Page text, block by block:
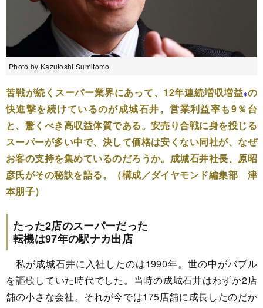
Photo by Kazutoshi Sumitomo
苦戦が続くスーパー業界にあって、12年連続増収増益※の
快進撃を続けているのが成城石井。営業利益率も9％台
と、驚くべき高収益体質である。安売り合戦に身を投じる
スーパーが多い中で、決して価格は安くない同社が、なぜ
お客の支持を集めているのだろうか。成城石井社長、原昭
彦氏がその秘訣を語る。（構成／ダイヤモンド編集部 津
本朋子）
たった2店のスーパーだった
転機は97年の駅ナカ出店
私が成城石井に入社したのは1990年。世の中がバブル
を謳歌していた時代でした。当時の成城石井はわずか2店
舗の小さな会社。それが今では175店舗に成長したのだか